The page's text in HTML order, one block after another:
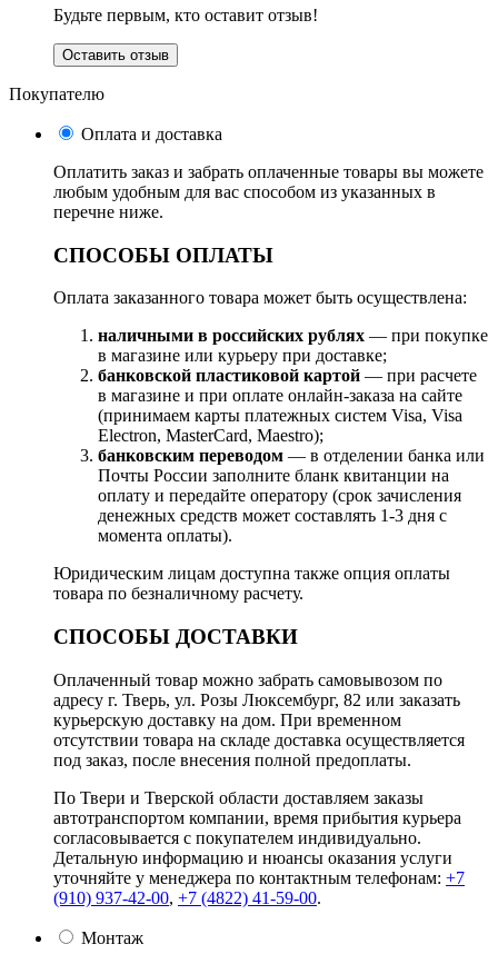
Будьте первым, кто оставит отзыв!
Оставить отзыв
Покупателю
Оплата и доставка
Оплатить заказ и забрать оплаченные товары вы можете
любым удобным для вас способом из указанных в
перечне ниже.
СПОСОБЫ ОПЛАТЫ
Оплата заказанного товара может быть осуществлена:
наличными в российских рублях — при покупке
в магазине или курьеру при доставке;
банковской пластиковой картой — при расчете
в магазине и при оплате онлайн-заказа на сайте
(принимаем карты платежных систем Visa, Visa
Electron, MasterCard, Maestro);
банковским переводом — в отделении банка или
Почты России заполните бланк квитанции на
оплату и передайте оператору (срок зачисления
денежных средств может составлять 1-3 дня с
момента оплаты).
Юридическим лицам доступна также опция оплаты
товара по безналичному расчету.
СПОСОБЫ ДОСТАВКИ
Оплаченный товар можно забрать самовывозом по
адресу г. Тверь, ул. Розы Люксембург, 82 или заказать
курьерскую доставку на дом. При временном
отсутствии товара на складе доставка осуществляется
под заказ, после внесения полной предоплаты.
По Твери и Тверской области доставляем заказы
автотранспортом компании, время прибытия курьера
согласовывается с покупателем индивидуально.
Детальную информацию и нюансы оказания услуги
уточняйте у менеджера по контактным телефонам: +7
(910) 937-42-00, +7 (4822) 41-59-00.
Монтаж